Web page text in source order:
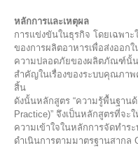
หลักการและเหตุผล
การแข่งขันในธุรกิจ โดยเฉพาะ
ของการผลิตอาหารเพื่อส่งออ
ความปลอดภัยของผลิตภัณฑ์นั้น
สำคัญในเรื่องของระบบคุณภา
สิ้น
ดังนั้นหลักสูตร “ความรู้พื้นฐานด้
Practice)” จึงเป็นหลักสูตรที่จ
ความเข้าใจในหลักการจัดทำร